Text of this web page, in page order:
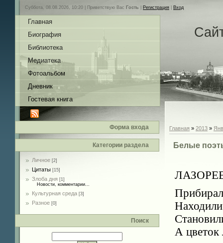
Суббота, 08.08.2026, 10:20 | Приветствую Вас Гость Регистрация Вход
Главная
Биография
Библиотека
Медиатека
Фотоальбом
Дневник
Гостевая книга
Форма входа
Категории раздела
Личное [2]
Цитаты [15]
Злоба дня [1]
Новости, комментарии...
Культурная среда [3]
Разное [0]
Поиск
Главная » 2013 »
Белые
А цветок